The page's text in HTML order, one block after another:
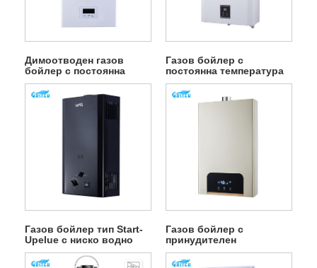
Димоотводен газов
бойлер с постоянна
температура, захранван
от електричество
Газов бойлер с
постоянна температура
тип 1PC
Газов бойлер тип Start-
Upelue с ниско водно
налягане
Газов бойлер с
принудителен
вентилатор с постоянна
температура